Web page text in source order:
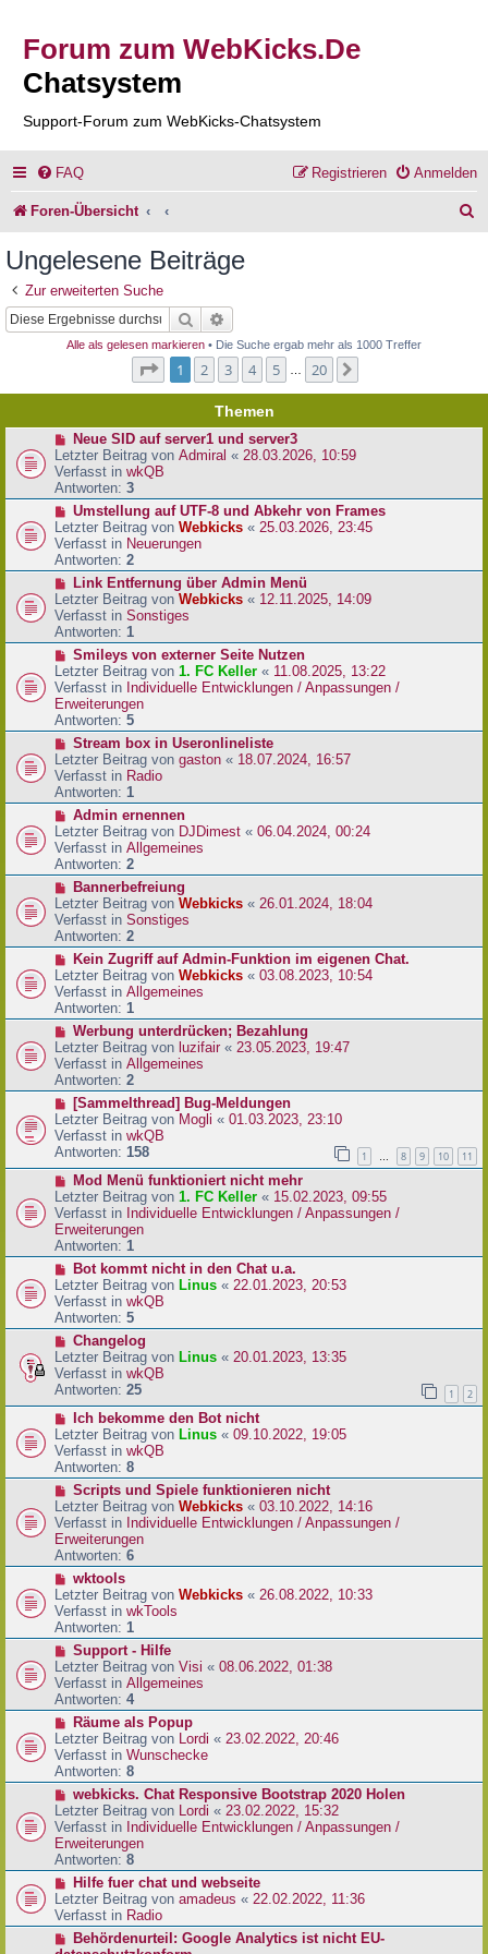
Forum zum WebKicks.De
Chatsystem
Support-Forum zum WebKicks-Chatsystem
FAQ Anmelden
Registrieren
Foren-Übersicht
Ungelesene Beiträge
Zur erweiterten Suche
Suche
Alle als gelesen markieren • Die Suche ergab mehr als 1000 Treffer
Seite von
1 2 3 4 5 20
Themen
N
e
u
e
r
B
e
i
t
a
g
Neue SID auf server1 und server3
Letzter Beitrag von Admiral « 28.03.2026, 10:59
Verfasst in wkQB
Antworten: 3
N
e
u
e
r
B
e
i
t
a
g
Umstellung auf UTF-8 und Abkehr von Frames
Letzter Beitrag von Webkicks « 25.03.2026, 23:45
Verfasst in Neuerungen
Antworten: 2
N
e
u
e
r
B
e
i
t
r
a
g
Link Entfernung über Admin Menü
Letzter Beitrag von Webkicks « 12.11.2025, 14:09
Verfasst in Sonstiges
Antworten: 1
N
e
u
e
r
B
e
i
t
r
a
g
Smileys von externer Seite Nutzen
Letzter Beitrag von 1. FC Keller « 11.08.2025, 13:22
Verfasst in Individuelle Entwicklungen / Anpassungen /
Erweiterungen
Antworten: 5
N
e
u
e
r
B
e
i
t
a
g
Stream box in Useronlineliste
Letzter Beitrag von gaston « 18.07.2024, 16:57
Verfasst in Radio
Antworten: 1
N
e
u
e
r
B
e
i
t
a
g
Admin ernennen
Letzter Beitrag von DJDimest « 06.04.2024, 00:24
Verfasst in Allgemeines
Antworten: 2
N
e
u
e
r
B
e
i
t
a
g
Bannerbefreiung
Letzter Beitrag von Webkicks « 26.01.2024, 18:04
Verfasst in Sonstiges
Antworten: 2
N
e
u
e
r
B
e
i
t
a
g
Kein Zugriff auf Admin-Funktion im eigenen Chat.
Letzter Beitrag von Webkicks « 03.08.2023, 10:54
Verfasst in Allgemeines
Antworten: 1
N
e
u
e
r
B
e
i
t
a
g
Werbung unterdrücken; Bezahlung
Letzter Beitrag von luzifair « 23.05.2023, 19:47
Verfasst in Allgemeines
Antworten: 2
N
e
u
e
r
B
e
i
t
r
a
g
[Sammelthread] Bug-Meldungen
Letzter Beitrag von Mogli « 01.03.2023, 23:10
Verfasst in wkQB
Antworten: 158 1 … 8 9 10 11
N
e
u
e
r
B
e
i
t
r
a
g
Mod Menü funktioniert nicht mehr
Letzter Beitrag von 1. FC Keller « 15.02.2023, 09:55
Verfasst in Individuelle Entwicklungen / Anpassungen /
Erweiterungen
Antworten: 1
N
e
u
e
r
B
e
i
t
a
g
Bot kommt nicht in den Chat u.a.
Letzter Beitrag von Linus « 22.01.2023, 20:53
Verfasst in wkQB
Antworten: 5
N
e
u
e
r
B
e
i
t
a
g
Changelog
Letzter Beitrag von Linus « 20.01.2023, 13:35
Verfasst in wkQB
Antworten: 25 1 2
N
e
u
e
r
B
e
i
t
r
a
g
Ich bekomme den Bot nicht
Letzter Beitrag von Linus « 09.10.2022, 19:05
Verfasst in wkQB
Antworten: 8
N
e
u
e
r
B
e
i
t
r
a
g
Scripts und Spiele funktionieren nicht
Letzter Beitrag von Webkicks « 03.10.2022, 14:16
Verfasst in Individuelle Entwicklungen / Anpassungen /
Erweiterungen
Antworten: 6
N
e
u
e
r
B
e
i
t
a
g
wktools
Letzter Beitrag von Webkicks « 26.08.2022, 10:33
Verfasst in wkTools
Antworten: 1
N
e
u
e
r
B
e
i
t
a
g
Support - Hilfe
Letzter Beitrag von Visi « 08.06.2022, 01:38
Verfasst in Allgemeines
Antworten: 4
N
e
u
e
r
B
e
i
t
r
a
g
Räume als Popup
Letzter Beitrag von Lordi « 23.02.2022, 20:46
Verfasst in Wunschecke
Antworten: 8
N
e
u
e
r
B
e
i
t
webkicks. Chat Responsive Bootstrap 2020 Holen
Letzter Beitrag von Lordi « 23.02.2022, 15:32
Verfasst in Individuelle Entwicklungen / Anpassungen /
Erweiterungen
Antworten: 8
N
e
u
e
Hilfe fuer chat und webseite
Letzter Beitrag von amadeus « 22.02.2022, 11:36
Verfasst in Radio
NBehördenurteil: Google Analytics ist nicht EU-